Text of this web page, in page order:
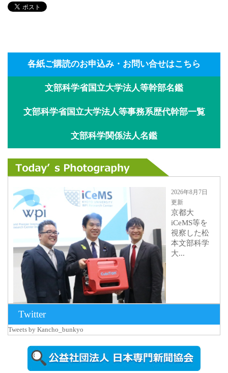
各紙ご購読のお申込み・お問い合せはこちら
文部科学省国立大学法人等幹部名鑑
文部科学省国立大学法人等事務系歴代幹部一覧
文部科学関係法人名鑑
2026年8月7日
更新
京都大
iCeMS等を
視察した松
本文部科学
大...
2026年8月5日
更新
農工大で大
Twitter
Tweets by Kancho_bunkyo